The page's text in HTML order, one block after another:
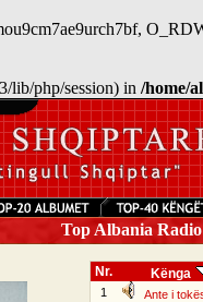
lib/php/session) in /home/
Top Albania
Nr. Kënga
1 Ante i